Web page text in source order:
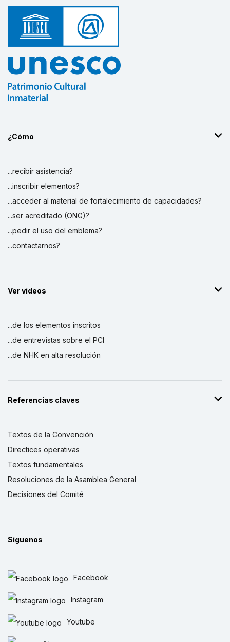
¿Cómo
...recibir asistencia?
...inscribir elementos?
...acceder al material de fortalecimiento de capacidades?
...ser acreditado (ONG)?
...pedir el uso del emblema?
...contactarnos?
Ver vídeos
...de los elementos inscritos
...de entrevistas sobre el PCI
...de NHK en alta resolución
Referencias claves
Textos de la Convención
Directices operativas
Textos fundamentales
Resoluciones de la Asamblea General
Decisiones del Comité
Síguenos
Facebook
Instagram
Youtube